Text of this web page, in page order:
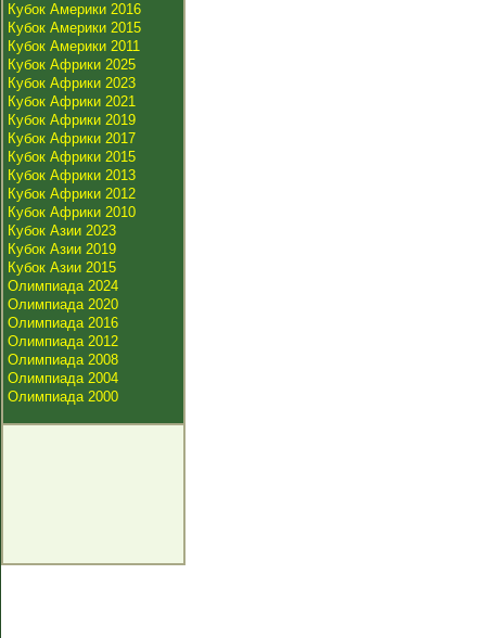
Кубок Америки 2016
Кубок Америки 2015
Кубок Америки 2011
Кубок Африки 2025
Кубок Африки 2023
Кубок Африки 2021
Кубок Африки 2019
Кубок Африки 2017
Кубок Африки 2015
Кубок Африки 2013
Кубок Африки 2012
Кубок Африки 2010
Кубок Азии 2023
Кубок Азии 2019
Кубок Азии 2015
Олимпиада 2024
Олимпиада 2020
Олимпиада 2016
Олимпиада 2012
Олимпиада 2008
Олимпиада 2004
Олимпиада 2000